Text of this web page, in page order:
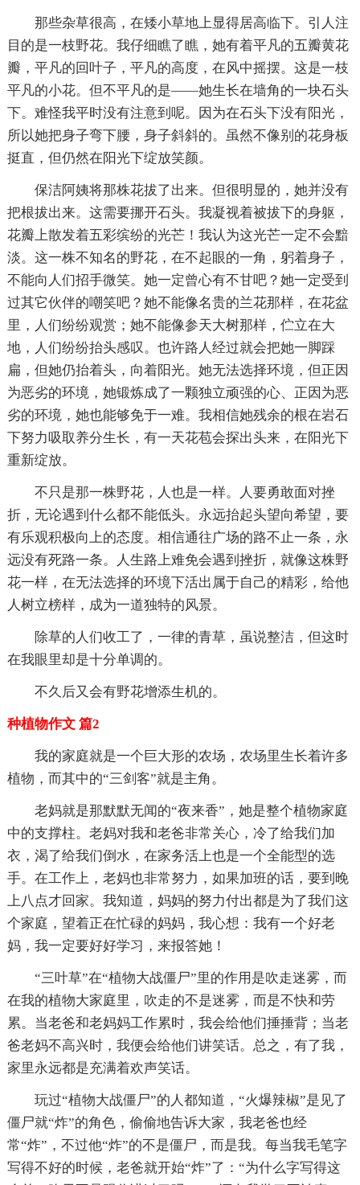
那些杂草很高，在矮小草地上显得居高临下。引人注
目的是一枝野花。我仔细瞧了瞧，她有着平凡的五瓣黄花
瓣，平凡的回叶子，平凡的高度，在风中摇摆。这是一枝
平凡的小花。但不平凡的是——她生长在墙角的一块石头
下。难怪我平时没有注意到呢。因为在石头下没有阳光，
所以她把身子弯下腰，身子斜斜的。虽然不像别的花身板
挺直，但仍然在阳光下绽放笑颜。
保洁阿姨将那株花拔了出来。但很明显的，她并没有
把根拔出来。这需要挪开石头。我凝视着被拔下的身躯，
花瓣上散发着五彩缤纷的光芒！我认为这光芒一定不会黯
淡。这一株不知名的野花，在不起眼的一角，躬着身子，
不能向人们招手微笑。她一定曾心有不甘吧？她一定受到
过其它伙伴的嘲笑吧？她不能像名贵的兰花那样，在花盆
里，人们纷纷观赏；她不能像参天大树那样，伫立在大
地，人们纷纷抬头感叹。也许路人经过就会把她一脚踩
扁，但她仍抬着头，向着阳光。她无法选择环境，但正因
为恶劣的环境，她锻炼成了一颗独立顽强的心、正因为恶
劣的环境，她也能够免于一难。我相信她残余的根在岩石
下努力吸取养分生长，有一天花苞会探出头来，在阳光下
重新绽放。
不只是那一株野花，人也是一样。人要勇敢面对挫
折，无论遇到什么都不能低头。永远抬起头望向希望，要
有乐观积极向上的态度。相信通往广场的路不止一条，永
远没有死路一条。人生路上难免会遇到挫折，就像这株野
花一样，在无法选择的环境下活出属于自己的精彩，给他
人树立榜样，成为一道独特的风景。
除草的人们收工了，一律的青草，虽说整洁，但这时
在我眼里却是十分单调的。
不久后又会有野花增添生机的。
种植物作文 篇2
我的家庭就是一个巨大形的农场，农场里生长着许多
植物，而其中的“三剑客”就是主角。
老妈就是那默默无闻的“夜来香”，她是整个植物家庭
中的支撑柱。老妈对我和老爸非常关心，冷了给我们加
衣，渴了给我们倒水，在家务活上也是一个全能型的选
手。在工作上，老妈也非常努力，如果加班的话，要到晚
上八点才回家。我知道，妈妈的努力付出都是为了我们这
个家庭，望着正在忙碌的妈妈，我心想：我有一个好老
妈，我一定要好好学习，来报答她！
“三叶草”在“植物大战僵尸”里的作用是吹走迷雾，而
在我的植物大家庭里，吹走的不是迷雾，而是不快和劳
累。当老爸和老妈妈工作累时，我会给他们捶捶背；当老
爸老妈不高兴时，我便会给他们讲笑话。总之，有了我，
家里永远都是充满着欢声笑话。
玩过“植物大战僵尸”的人都知道，“火爆辣椒”是见了
僵尸就“炸”的角色，偷偷地告诉大家，我老爸也经
常“炸”，不过他“炸”的不是僵尸，而是我。每当我毛笔字
写得不好的时候，老爸就开始“炸”了：“为什么字写得这